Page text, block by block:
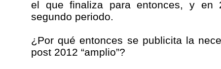
el que finaliza para entonces, y en
segundo periodo.
¿Por qué entonces se publicita la
post 2012 “amplio”?